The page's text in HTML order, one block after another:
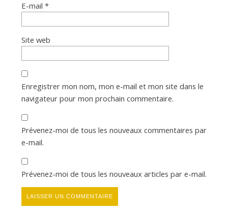
E-mail *
Site web
Enregistrer mon nom, mon e-mail et mon site dans le
navigateur pour mon prochain commentaire.
Prévenez-moi de tous les nouveaux commentaires par
e-mail.
Prévenez-moi de tous les nouveaux articles par e-mail.